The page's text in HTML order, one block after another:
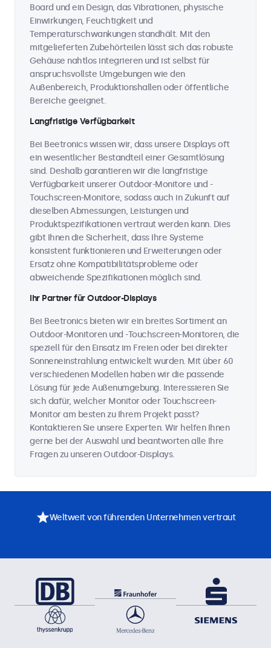
Board und ein Design, das Vibrationen, physische
Einwirkungen, Feuchtigkeit und
Temperaturschwankungen standhält. Mit den
mitgelieferten Zubehörteilen lässt sich das robuste
Gehäuse nahtlos integrieren und ist selbst für
anspruchsvollste Umgebungen wie den
Außenbereich, Produktionshallen oder öffentliche
Bereiche geeignet.
Langfristige Verfügbarkeit
Bei Beetronics wissen wir, dass unsere Displays oft
ein wesentlicher Bestandteil einer Gesamtlösung
sind. Deshalb garantieren wir die langfristige
Verfügbarkeit unserer Outdoor-Monitore und -
Touchscreen-Monitore, sodass auch in Zukunft auf
dieselben Abmessungen, Leistungen und
Produktspezifikationen vertraut werden kann. Dies
gibt Ihnen die Sicherheit, dass Ihre Systeme
konsistent funktionieren und Erweiterungen oder
Ersatz ohne Kompatibilitätsprobleme oder
abweichende Spezifikationen möglich sind.
Ihr Partner für Outdoor-Displays
Bei Beetronics bieten wir ein breites Sortiment an
Outdoor-Monitoren und -Touchscreen-Monitoren, die
speziell für den Einsatz im Freien oder bei direkter
Sonneneinstrahlung entwickelt wurden. Mit über 60
verschiedenen Modellen haben wir die passende
Lösung für jede Außenumgebung. Interessieren Sie
sich dafür, welcher Monitor oder Touchscreen-
Monitor am besten zu Ihrem Projekt passt?
Kontaktieren Sie unsere Experten. Wir helfen Ihnen
gerne bei der Auswahl und beantworten alle Ihre
Fragen zu unseren Outdoor-Displays.
Weltweit von führenden Unternehmen vertraut